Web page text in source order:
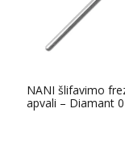
NANI šlifavimo
apvali – Diamant